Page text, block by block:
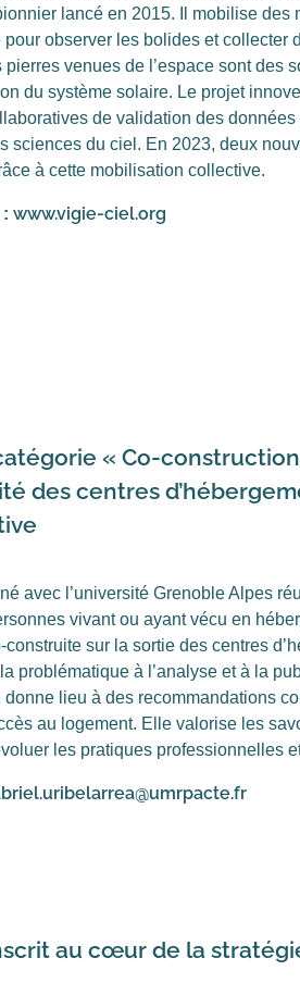
lancé en 2015. Il mobilise des
pour observer les bolides et collecter
pierres venues de l’espace sont des
du système solaire. Le projet
de validation des données
sciences du ciel. En 2023, deux
à cette mobilisation collective.
: www.vigie-ciel.org
« Co-
des centres
avec l’université Grenoble Alpes
vivant ou ayant vécu en
construite sur la sortie des centres
problématique à l’analyse et à la
lieu à des recommandations
au logement. Elle valorise les
les pratiques professionnelles
au cœur de la